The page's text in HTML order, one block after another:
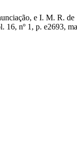
e I. M. R. de
16, nº 1, p. e2693,